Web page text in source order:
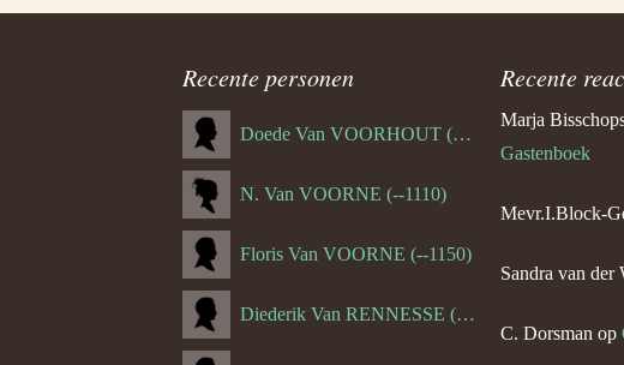
Recente personen
Doede Van VOORHOUT (Van FORNEHOLT) (--1101)
N. Van VOORNE (--1110)
Floris Van VOORNE (--1150)
Diederik Van RENNESSE (--1144)
Recente
Marja
Gastenboek
Mevr.I.Block-
Sandra van der
C. Dorsman op